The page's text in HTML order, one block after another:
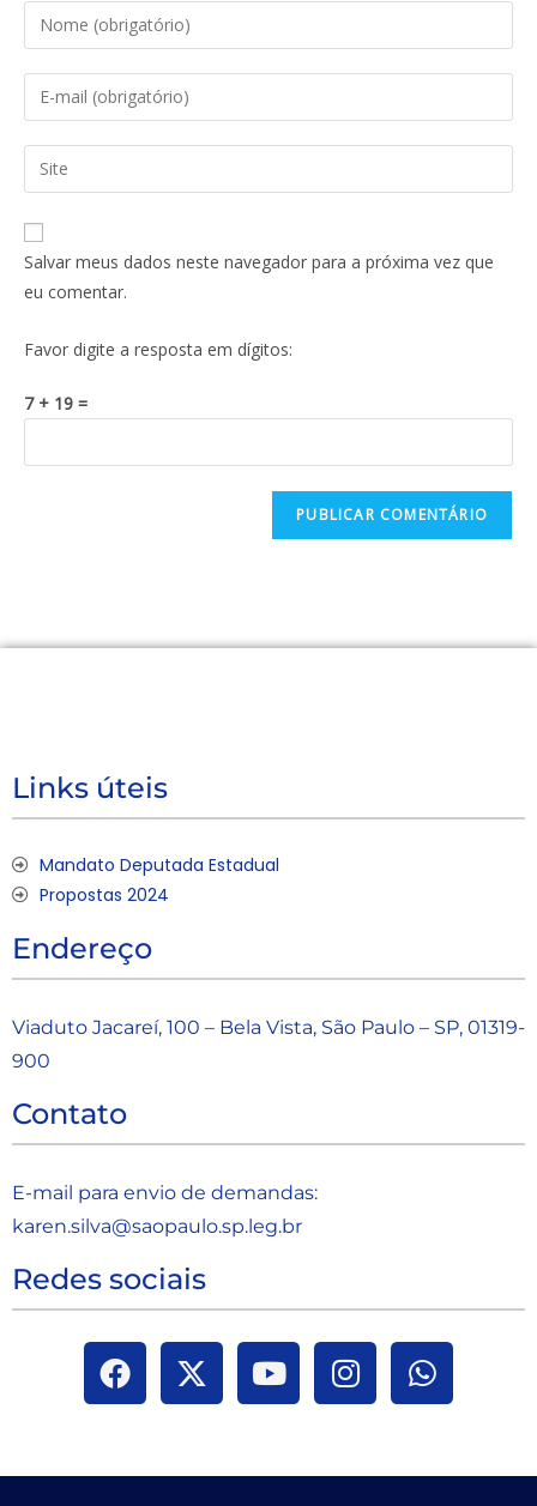
Salvar meus dados neste navegador para a próxima vez que
eu comentar.
Favor digite a resposta em dígitos:
7 + 19 =
Links úteis
Mandato Deputada Estadual
Propostas 2024
Endereço
Viaduto Jacareí, 100 – Bela Vista, São Paulo – SP, 01319-
900
Contato
E-mail para envio de demandas:
karen.silva@saopaulo.sp.leg.br
Redes sociais